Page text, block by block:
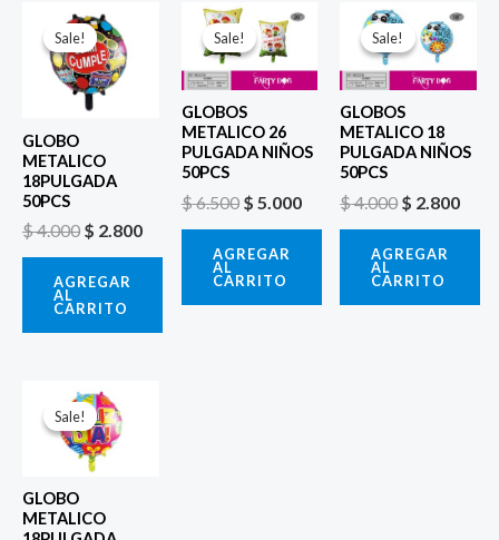
Sale!
Sale!
GLOBO
METALICO
18PULGADA
50PCS
$4.000
El
precio
original
era:
$ 4.000.
$ 2.800
$ 2.800.
AGREGAR
AL
CARRITO
Sale!
Sale!
GLOBOS
METALICO 26
PULGADA NIÑOS
50PCS
$6.500
El
precio
original
era:
$ 6.500.
$ 5.000
El
es:
$ 5.000.
AGREGAR
AL
CARRITO
Sale!
Sale!
GLOBOS
METALICO 18
PULGADA NIÑOS
50PCS
$4.000
El
precio
original
era:
$ 4.000.
$ 2.800
El
es:
AGREGAR
AL
CARRITO
Sale!
Sale!
GLOBO
METALICO
El
precio
original
era:
$ 4.000.